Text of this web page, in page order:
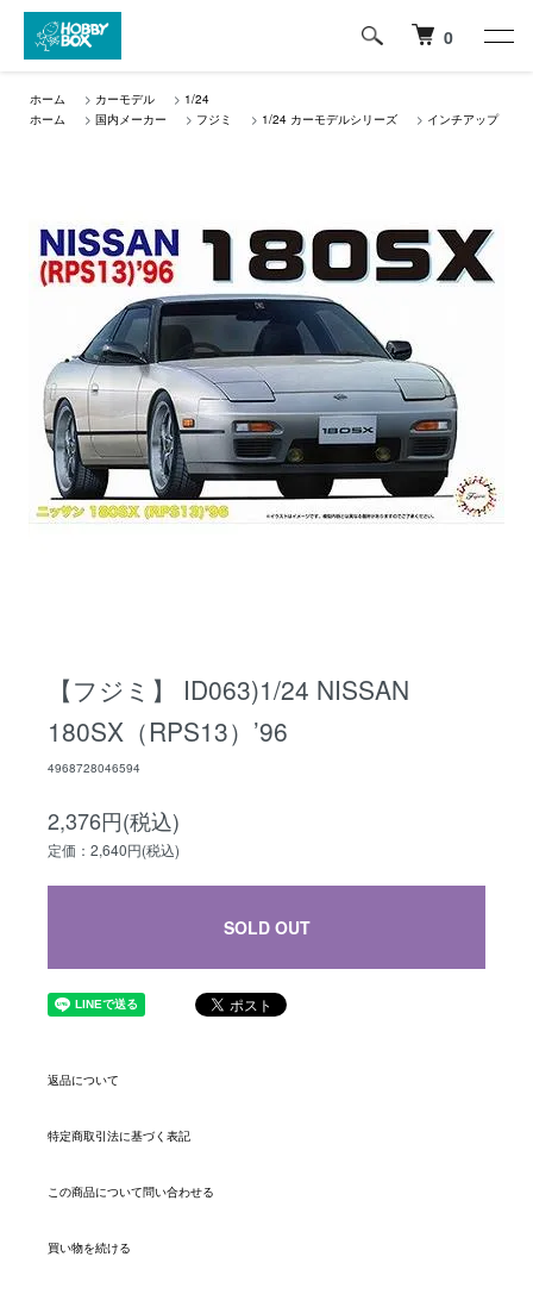
0
ホーム > カーモデル > 1/24
ホーム
> 国内メーカー > フジミ > 1/24 カーモデルシリーズ > インチアップ
【フジミ】 ID063)1/24 NISSAN
180SX（RPS13）’96
4968728046594
2,376円(税込)
定価：2,640円(税込)
SOLD OUT
返品について
特定商取引法に基づく表記
この商品について問い合わせる
買い物を続ける